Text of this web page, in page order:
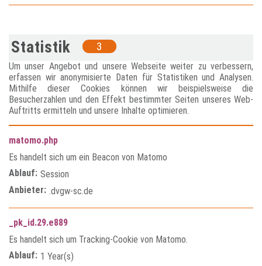
Statistik 3
Um unser Angebot und unsere Webseite weiter zu verbessern,
erfassen wir anonymisierte Daten für Statistiken und Analysen.
Mithilfe dieser Cookies können wir beispielsweise die
Besucherzahlen und den Effekt bestimmter Seiten unseres Web-
Auftritts ermitteln und unsere Inhalte optimieren.
matomo.php
Es handelt sich um ein Beacon von Matomo
Ablauf: Session
Anbieter: .dvgw-sc.de
_pk_id.29.e889
Es handelt sich um Tracking-Cookie von Matomo.
Ablauf: 1 Year(s)